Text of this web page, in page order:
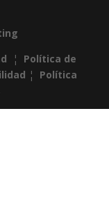
¦ Política de
¦ Política